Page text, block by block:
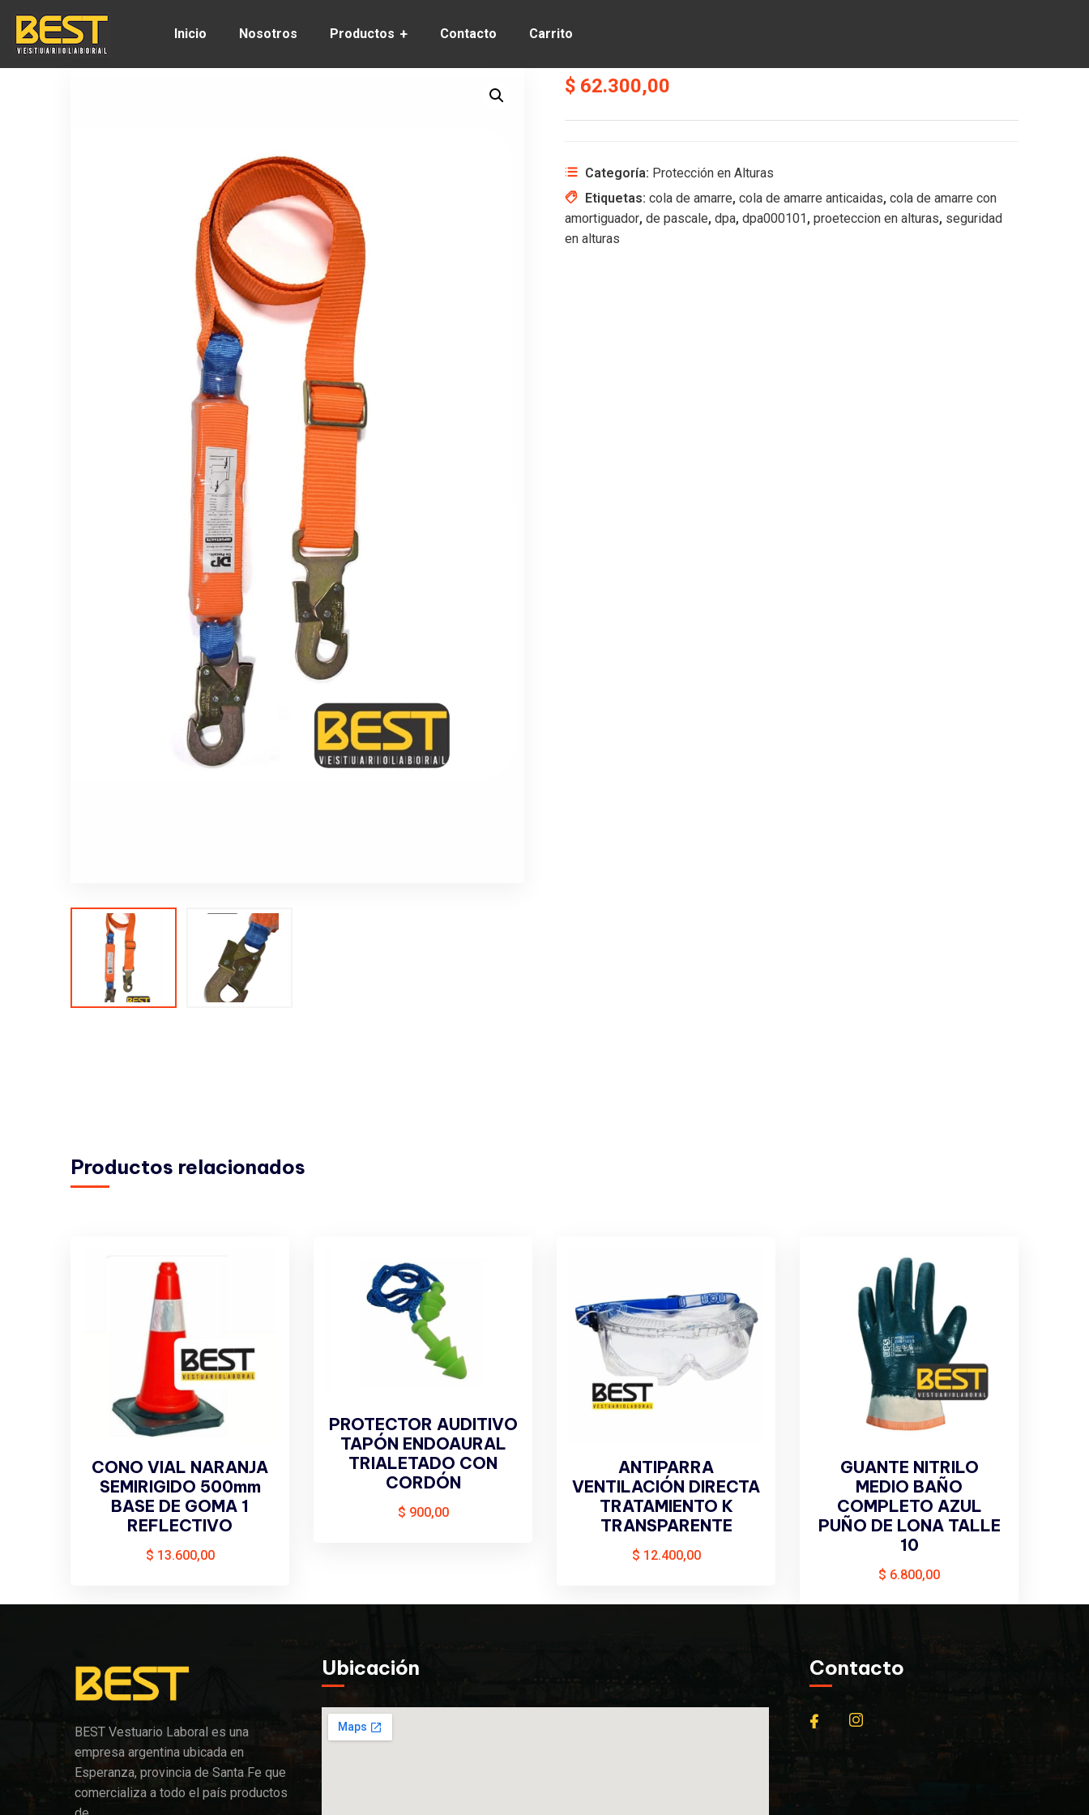
Inicio Nosotros Productos Contacto Carrito
$ 62.300,00
Categoría: Protección en Alturas
Etiquetas: cola de amarre, cola de amarre anticaidas, cola de amarre con
amortiguador, de pascale, dpa, dpa000101, proeteccion en alturas, seguridad
en alturas
Productos relacionados
CONO VIAL NARANJA
SEMIRIGIDO 500mm
BASE DE GOMA 1
REFLECTIVO
$ 13.600,00
PROTECTOR AUDITIVO
TAPÓN ENDOAURAL
TRIALETADO CON
CORDÓN
$ 900,00
ANTIPARRA
VENTILACIÓN DIRECTA
TRATAMIENTO K
TRANSPARENTE
$ 12.400,00
GUANTE NITRILO
MEDIO BAÑO
COMPLETO AZUL
PUÑO DE LONA TALLE
10
$ 6.800,00
BEST Vestuario Laboral es una
empresa argentina ubicada en
Esperanza, provincia de Santa Fe que
comercializa a todo el país productos
Ubicación Contacto